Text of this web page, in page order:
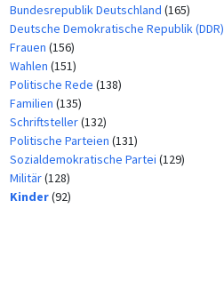
Bundesrepublik Deutschland (165)
Deutsche Demokratische Republik (DDR)
Frauen (156)
Wahlen (151)
Politische Rede (138)
Familien (135)
Schriftsteller(132)
Politische Parteien (131)
Sozialdemokratische Partei (129)
Militär(128)
Kinder(92)